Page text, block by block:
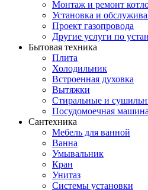
Монтаж и ремонт
Установка и
Проект газопровода
Другие услуги по
Бытовая техника
Плита
Холодильник
Встроенная духовка
Вытяжки
Стиральные и
Посудомоечная машина
Сантехника
Мебель для ванной
Ванна
Умывальник
Кран
Унитаз
Системы установки